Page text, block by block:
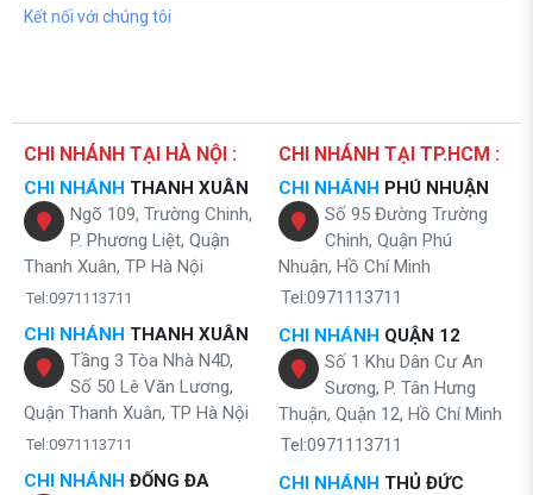
Kết nối với chúng tôi
CHI NHÁNH TẠI HÀ NỘI :
CHI NHÁNH THANH XUÂN
Ngõ 109, Trường Chinh,
P. Phương Liệt, Quận
Thanh Xuân, TP Hà Nội
Tel:0971113711
CHI NHÁNH THANH XUÂN
Tầng 3 Tòa Nhà N4D,
Số 50 Lê Văn Lương,
Quận Thanh Xuân, TP Hà Nội
Tel:0971113711
CHI NHÁNH ĐỐNG ĐA
CHI NHÁNH TẠI TP.HCM :
CHI NHÁNH PHÚ NHUẬN
Số 95 Đường Trường
Chinh, Quận Phú
Nhuận, Hồ Chí Minh
Tel:0971113711
CHI NHÁNH QUẬN 12
Số 1 Khu Dân Cư An
Sương, P. Tân Hưng
Thuận, Quận 12, Hồ Chí Minh
Tel:0971113711
CHI NHÁNH THỦ ĐỨC